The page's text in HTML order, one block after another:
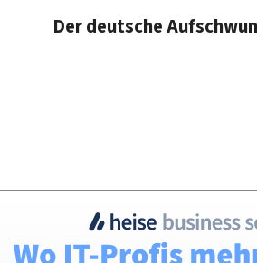
Der deutsche